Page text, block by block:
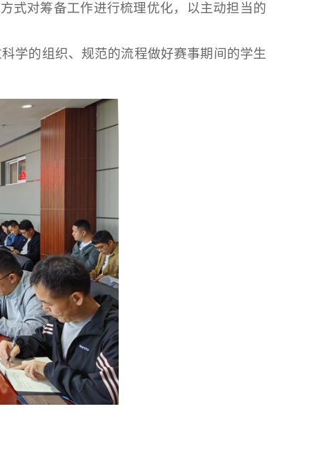
式对筹备工作进行梳理优化，以主动担当的
学的组织、规范的流程做好赛事期间的学生